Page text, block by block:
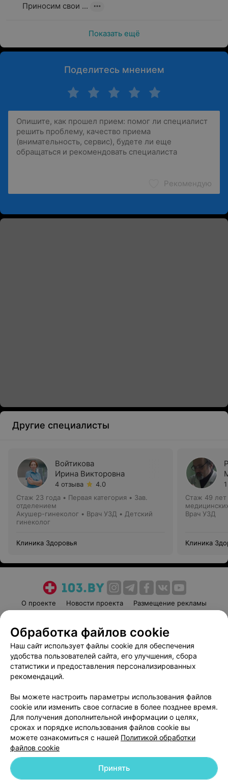
Приносим свои ...
Показать ещё
Поделитесь мнением
Рекомендую
Другие специалисты
Войтикова
Ирина Викторовна
4 отзыва
4.0
Стаж 23 года • Первая категория • Зав.
отделением
Акушер-гинеколог • Врач УЗД • Детский
гинеколог
Клиника Здоровья
Стаж 49 лет
Врач УЗД
Клиника
О проекте Новости проекта
Размещение рекламы
Пользовательское соглашение
Способы оплаты
Вакансии
Партнеры
Написать руководителю 103.by
Обработка персональных данных
© 2026 ООО «Артокс Лаб», УНП 191700409 | 220012, Республика Беларусь,
Обработка файлов cookie
Наш сайт использует файлы cookie для обеспечения
удобства пользователей сайта, его улучшения, сбора
статистики и предоставления персонализированных
рекомендаций.
Вы можете настроить параметры использования файлов
cookie или изменить свое согласие в более позднее время.
Для получения дополнительной информации о целях,
сроках и порядке использования файлов cookie вы
можете ознакомиться с нашей Политикой обработки
файлов cookie
Принять